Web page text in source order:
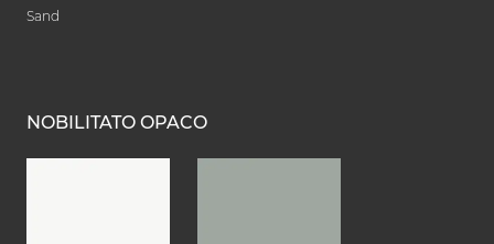
Sand
NOBILITATO OPACO